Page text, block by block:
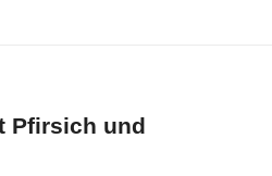
Pfirsich und